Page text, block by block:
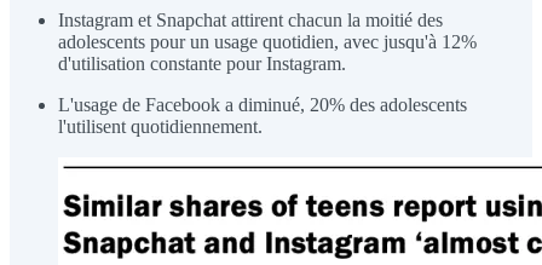
Instagram et Snapchat attirent chacun la moitié des
adolescents pour un usage quotidien, avec jusqu'à 12%
d'utilisation constante pour Instagram.
L'usage de Facebook a diminué, 20% des adolescents
l'utilisent quotidiennement.